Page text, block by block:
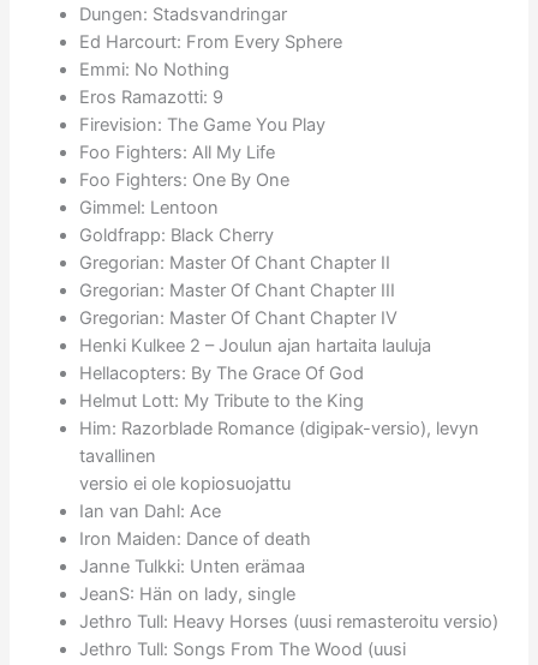
Dungen: Stadsvandringar
Ed Harcourt: From Every Sphere
Emmi: No Nothing
Eros Ramazotti: 9
Firevision: The Game You Play
Foo Fighters: All My Life
Foo Fighters: One By One
Gimmel: Lentoon
Goldfrapp: Black Cherry
Gregorian: Master Of Chant Chapter II
Gregorian: Master Of Chant Chapter III
Gregorian: Master Of Chant Chapter IV
Henki Kulkee 2 – Joulun ajan hartaita lauluja
Hellacopters: By The Grace Of God
Helmut Lott: My Tribute to the King
Him: Razorblade Romance (digipak-versio), levyn
tavallinen
versio ei ole kopiosuojattu
Ian van Dahl: Ace
Iron Maiden: Dance of death
Janne Tulkki: Unten erämaa
JeanS: Hän on lady, single
Jethro Tull: Heavy Horses (uusi remasteroitu versio)
Jethro Tull: Songs From The Wood (uusi